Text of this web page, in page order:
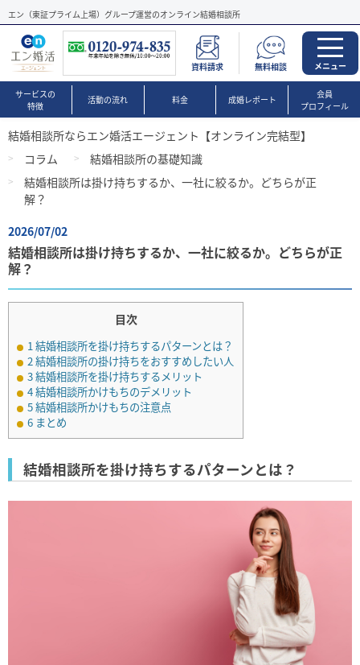
エン（東証プライム上場）グループ運営のオンライン結婚相談所
資料請求 無料相談 メニュー
サービスの
特徴
活動の流れ 料金 成婚レポート
会員
プロフィール
結婚相談所ならエン婚活エージェント【オンライン完結型】
コラム
結婚相談所の基礎知識
結婚相談所は掛け持ちするか、一社に絞るか。どちらが正
解？
2026/07/02
結婚相談所は掛け持ちするか、一社に絞るか。どちらが正
解？
目次
1結婚相談所を掛け持ちするパターンとは？
2結婚相談所の掛け持ちをおすすめしたい人
3結婚相談所を掛け持ちするメリット
4結婚相談所かけもちのデメリット
5結婚相談所かけもちの注意点
6 まとめ
結婚相談所を掛け持ちするパターンとは？